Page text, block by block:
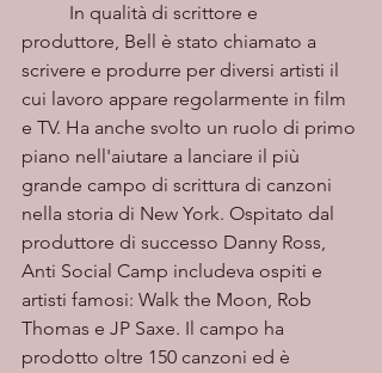
produttore, Bell è stato chiamato a
scrivere e produrre per diversi artisti il
cui lavoro appare regolarmente in film
e TV. Ha anche svolto un ruolo di primo
piano nell'aiutare a lanciare il più
grande campo di scrittura di canzoni
nella storia di New York. Ospitato dal
produttore di successo Danny Ross,
Anti Social Camp includeva ospiti e
artisti famosi: Walk the Moon, Rob
Thomas e JP Saxe. Il campo ha
prodotto oltre 150 canzoni ed è